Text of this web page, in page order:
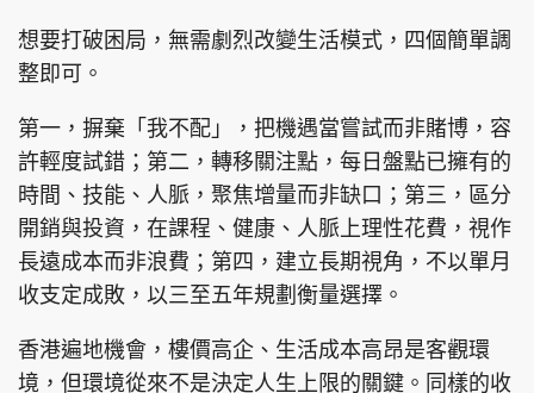
想要打破困局，無需劇烈改變生活模式，四個簡單調
整即可。
第一，摒棄「我不配」，把機遇當嘗試而非賭博，容
許輕度試錯；第二，轉移關注點，每日盤點已擁有的
時間、技能、人脈，聚焦增量而非缺口；第三，區分
開銷與投資，在課程、健康、人脈上理性花費，視作
長遠成本而非浪費；第四，建立長期視角，不以單月
收支定成敗，以三至五年規劃衡量選擇。
香港遍地機會，樓價高企、生活成本高昂是客觀環
境，但環境從來不是決定人生上限的關鍵。同樣的收